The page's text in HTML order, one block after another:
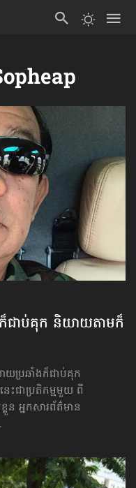
ជាប់គុក និយាយតាម​ក៏
យ​ប្រឆាំង​ក៏ជាប់គុក
ះជាប្រតិកម្មមួយ ពី
ន អ្នកសារព័ត៌មាន